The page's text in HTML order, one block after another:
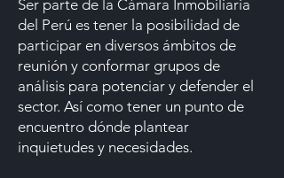
Ser parte de la Cámara Inmobiliaria
del Perú es tener la posibilidad de
participar en diversos ámbitos de
reunión y conformar grupos de
análisis para potenciar y defender el
sector. Así como tener un punto de
encuentro dónde plantear
inquietudes y necesidades.